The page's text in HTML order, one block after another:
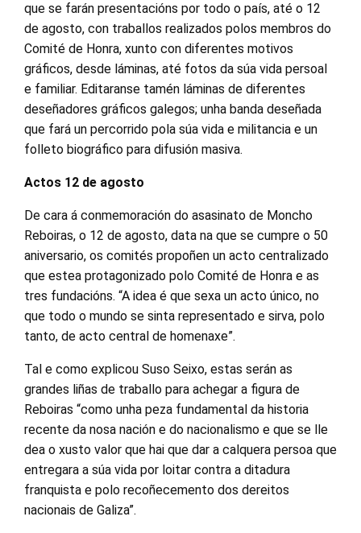
que se farán presentacións por todo o país, até o 12
de agosto, con traballos realizados polos membros do
Comité de Honra, xunto con diferentes motivos
gráficos, desde láminas, até fotos da súa vida persoal
e familiar. Editaranse tamén láminas de diferentes
deseñadores gráficos galegos; unha banda deseñada
que fará un percorrido pola súa vida e militancia e un
folleto biográfico para difusión masiva.
Actos 12 de agosto
De cara á conmemoración do asasinato de Moncho
Reboiras, o 12 de agosto, data na que se cumpre o 50
aniversario, os comités propoñen un acto centralizado
que estea protagonizado polo Comité de Honra e as
tres fundacións. “A idea é que sexa un acto único, no
que todo o mundo se sinta representado e sirva, polo
tanto, de acto central de homenaxe”.
Tal e como explicou Suso Seixo, estas serán as
grandes liñas de traballo para achegar a figura de
Reboiras “como unha peza fundamental da historia
recente da nosa nación e do nacionalismo e que se lle
dea o xusto valor que hai que dar a calquera persoa que
entregara a súa vida por loitar contra a ditadura
franquista e polo recoñecemento dos dereitos
nacionais de Galiza”.